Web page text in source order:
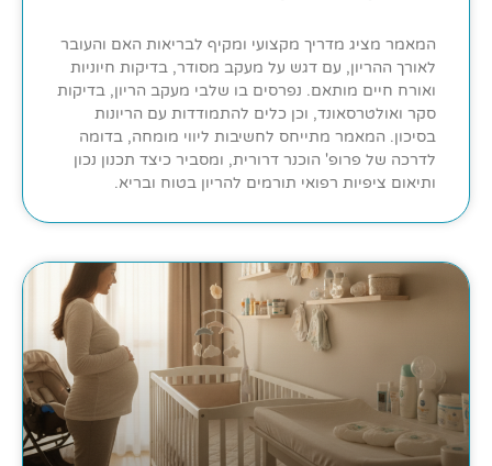
המאמר מציג מדריך מקצועי ומקיף לבריאות האם והעובר
לאורך ההריון, עם דגש על מעקב מסודר, בדיקות חיוניות
ואורח חיים מותאם. נפרסים בו שלבי מעקב הריון, בדיקות
סקר ואולטרסאונד, וכן כלים להתמודדות עם הריונות
בסיכון. המאמר מתייחס לחשיבות ליווי מומחה, בדומה
לדרכה של פרופ' הוכנר דרורית, ומסביר כיצד תכנון נכון
ותיאום ציפיות רפואי תורמים להריון בטוח ובריא.